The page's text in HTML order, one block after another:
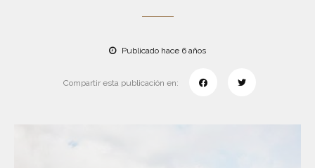
Publicado hace 6 años
Compartir esta publicación en: